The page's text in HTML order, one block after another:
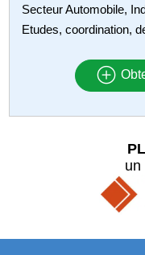
Secteur Automobile,
Etudes, coordination,
un